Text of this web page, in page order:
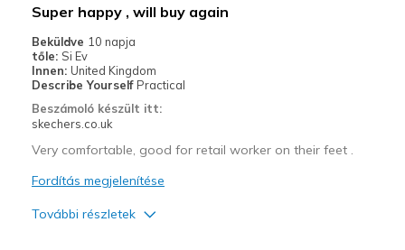
Super happy , will buy again
Beküldve 10 napja
tőle: Si Ev
Innen: United Kingdom
Describe Yourself Practical
Beszámoló készült itt:
skechers.co.uk
Very comfortable, good for retail worker on their feet .
Fordítás megjelenítése
További részletek